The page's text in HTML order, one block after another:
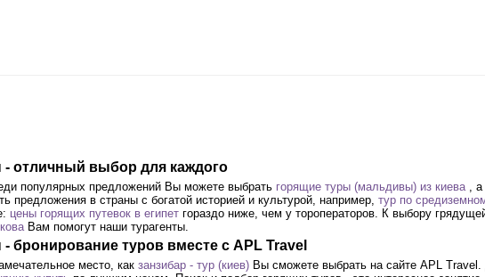
отличный выбор для каждого
популярных предложений Вы можете выбрать горящие туры (мальдивы) из киева, а
предложения в страны с богатой историей и культурой, например, тур по
цены горящих путевок в египет гораздо ниже, чем у тороператоров. К выбору
Вам помогут наши турагенты.
туров вместе с APL Travel
место, как занзибар - тур (киев) Вы сможете выбрать на сайте APL